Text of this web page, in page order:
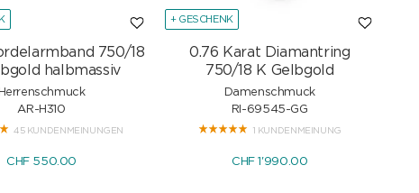
750/18
halbmassiv
Herrenschmuck
AR-H310
45 KUNDENMEINUNGEN
CHF 550.00
+ GESCHENK
0.76 Karat Diamantring
750/18 K Gelbgold
Damenschmuck
RI-69545-GG
1 KUNDENMEINUNG
CHF 1'990.00